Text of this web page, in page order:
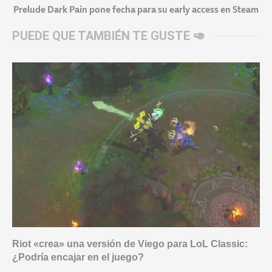
Prelude Dark Pain pone fecha para su early access en Steam
PUEDE QUE TAMBIÉN TE GUSTE 🥑
Riot «crea» una versión de Viego para LoL Classic:
¿Podría encajar en el juego?